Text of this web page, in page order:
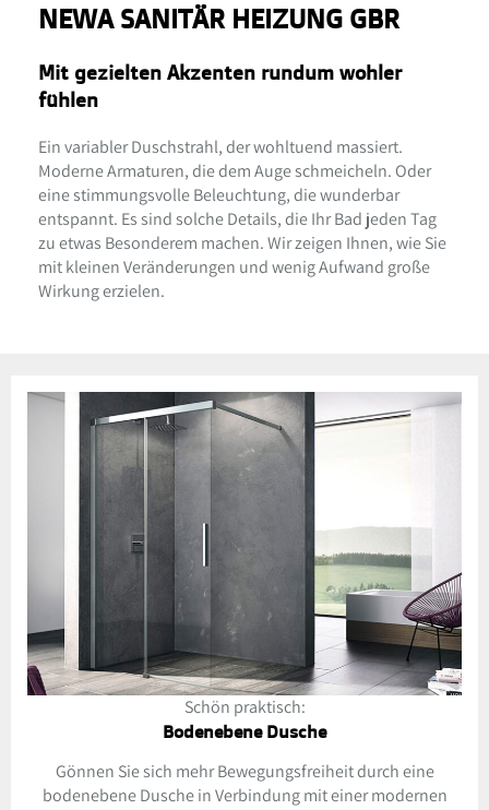
NEWA SANITÄR HEIZUNG GBR
Mit gezielten Akzenten rundum wohler
fühlen
Ein variabler Duschstrahl, der wohltuend massiert.
Moderne Armaturen, die dem Auge schmeicheln. Oder
eine stimmungsvolle Beleuchtung, die wunderbar
entspannt. Es sind solche Details, die Ihr Bad jeden Tag
zu etwas Besonderem machen. Wir zeigen Ihnen, wie Sie
mit kleinen Veränderungen und wenig Aufwand große
Wirkung erzielen.
Schön praktisch:
Bodenebene Dusche
Gönnen Sie sich mehr Bewegungsfreiheit durch eine
bodenebene Dusche in Verbindung mit einer modernen